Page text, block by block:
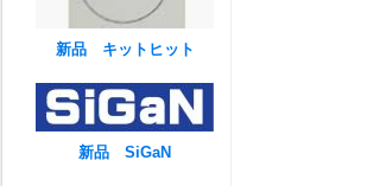
新品 キットヒット
新品 SiGaN